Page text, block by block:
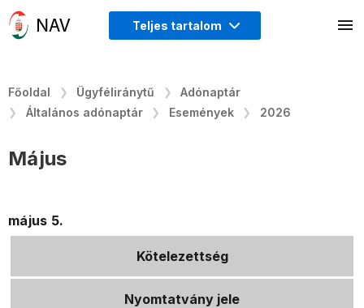
Teljes tartalom
Főoldal Ügyféliránytű
Adónaptár
Általános adónaptár
Események 2026
Május
május 5.
Kötelezettség
Nyomtatvány jele